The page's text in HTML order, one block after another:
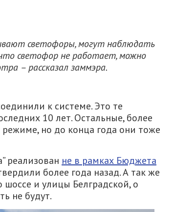
светофоры, могут наблюдать
светофор не работает, можно
– рассказал заммэра.
к системе. Это те
10 лет. Остальные, более
но до конца года они тоже
реализован не в рамках Бюджета
более года назад. А так же
шоссе и улицы Белградской, о
не будут.